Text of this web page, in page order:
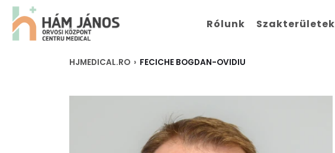
Rólunk Szakterületek
HJMEDICAL.RO › FECICHE BOGDAN-OVIDIU